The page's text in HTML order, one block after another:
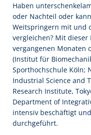
Haben
oder Nachteil oder
Weitspringern mit und
vergleichen? Mit dieser
vergangenen Monaten
(Institut für
Sporthochschule Köln;
Industrial Science and
Research Institute,
Department of
intensiv beschäftigt
durchgeführt.